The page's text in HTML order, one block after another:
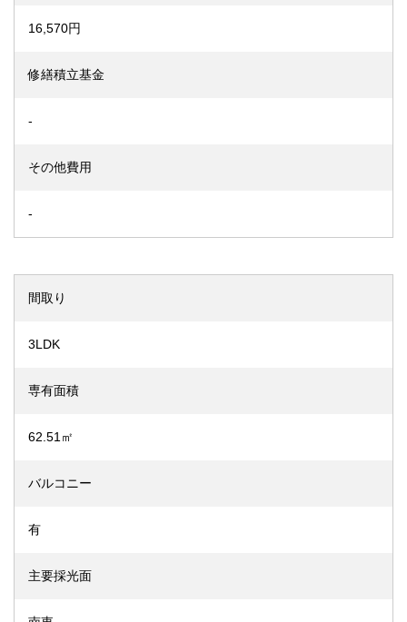
16,570円
修繕積立基金
-
その他費用
-
間取り
3LDK
専有面積
62.51㎡
バルコニー
有
主要採光面